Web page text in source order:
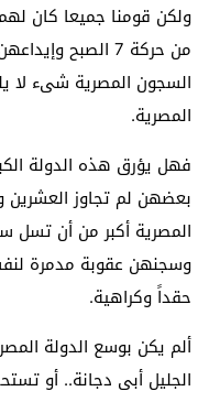
من حركة 7 الصبح
السجون المصرية شىء لا
المصرية.
فهل يؤرق هذه الدولة
المصرية أكبر من أن تسل
وسجنهن عقوبة مدمرة
حقداً وكراهية.
ألم يكن بوسع الدولة
الجليل أبى دجانة.. أو